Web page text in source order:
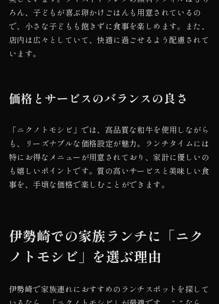
ろん、子どもが喜ぶ卵かけごはんも用意されているの
で、小さな子どもも飽きずに食事を楽しめます。また、
店内は広々としていて、快適に過ごせるよう配慮されて
います。
価格とサービスのバランスの良さ
「ニクノトモシビ」では、高品質な和牛を使用しながら
も、リーズナブルな価格設定が魅力。ランチタイムには
特にお得なメニューが用意されており、家計に優しいの
も嬉しいポイントです。質の高いサービスと美味しい食
事を、手頃な価格で楽しむことができます。
伊勢崎での家族ランチに「ニク
ノトモシビ」を選ぶ理由
伊勢崎で家族連れにおすすめのランチスポットを探して